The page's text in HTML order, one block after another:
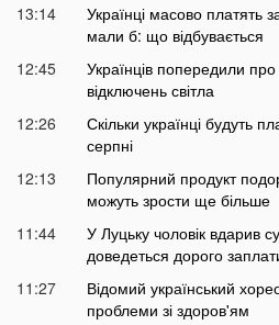
13:14
Українці масово платять
мали б: що відбувається
12:45
Українців попередили
відключень світла
12:26
Скільки українці будуть
серпні
12:13
Популярний продукт
можуть зрости ще більше
11:44
У Луцьку чоловік вдарив
доведеться дорого
11:27
Відомий український
проблеми зі здоров'ям